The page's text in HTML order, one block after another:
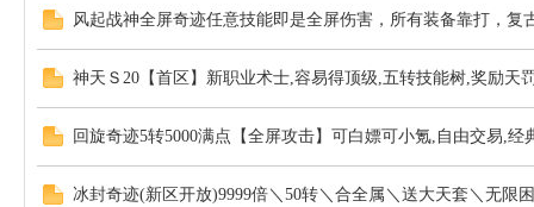
风起战神全屏奇迹任意技能即是全屏伤害，所有装备靠打，复
神天Ｓ20【首区】新职业术士,容易得顶级,五转技能树,奖励天
回旋奇迹5转5000满点【全屏攻击】可白嫖可小氪,自由交易,经
冰封奇迹(新区开放)9999倍＼50转＼合全属＼送大天套＼无限